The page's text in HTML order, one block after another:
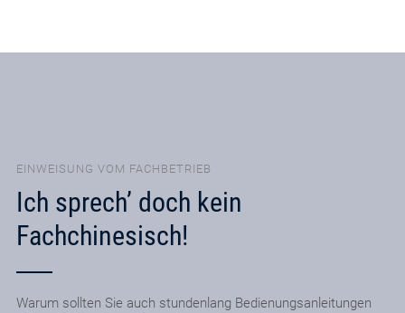
EINWEISUNG VOM FACHBETRIEB
Ich sprech’ doch kein
Fachchinesisch!
Warum sollten Sie auch stundenlang Bedienungsanleitungen